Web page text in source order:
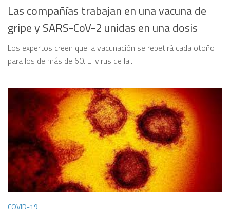
Las compañías trabajan en una vacuna de
gripe y SARS-CoV-2 unidas en una dosis
Los expertos creen que la vacunación se repetirá cada otoño
para los de más de 60. El virus de la...
COVID-19